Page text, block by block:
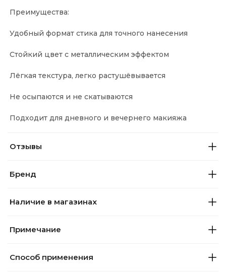
Преимущества:
Удобный формат стика для точного нанесения
Стойкий цвет с металлическим эффектом
Лёгкая текстура, легко растушёвывается
Не осыпаются и не скатываются
Подходит для дневного и вечернего макияжа
Отзывы
Бренд
Наличие в магазинах
Примечание
Способ применения